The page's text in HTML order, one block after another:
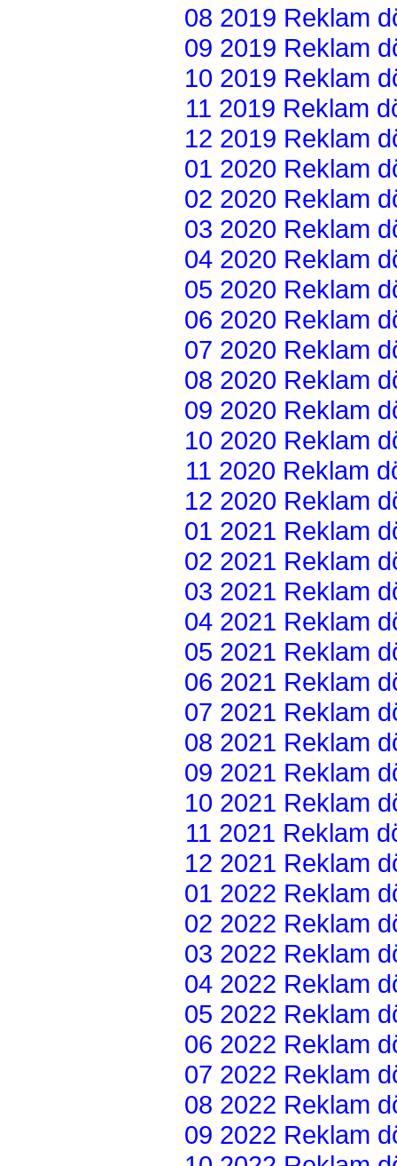
08 2019 Reklam
09 2019 Reklam
10 2019 Reklam
11 2019 Reklam
12 2019 Reklam
01 2020 Reklam
02 2020 Reklam
03 2020 Reklam
04 2020 Reklam
05 2020 Reklam
06 2020 Reklam
07 2020 Reklam
08 2020 Reklam
09 2020 Reklam
10 2020 Reklam
11 2020 Reklam
12 2020 Reklam
01 2021 Reklam
02 2021 Reklam
03 2021 Reklam
04 2021 Reklam
05 2021 Reklam
06 2021 Reklam
07 2021 Reklam
08 2021 Reklam
09 2021 Reklam
10 2021 Reklam
11 2021 Reklam
12 2021 Reklam
01 2022 Reklam
02 2022 Reklam
03 2022 Reklam
04 2022 Reklam
05 2022 Reklam
06 2022 Reklam
07 2022 Reklam
08 2022 Reklam
09 2022 Reklam